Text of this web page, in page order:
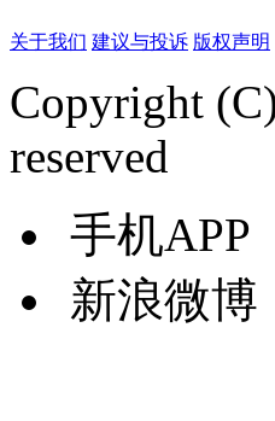
关于我们 建议与投诉 版权声明
Copyright
reserved
手机APP
新浪微博